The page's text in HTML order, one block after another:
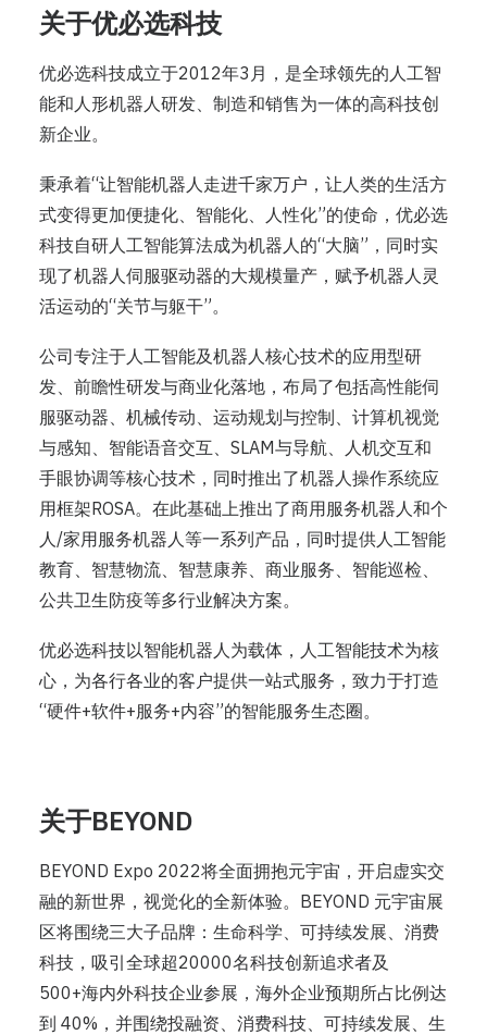
关于优必选科技
优必选科技成立于2012年3月，是全球领先的人工智
能和人形机器人研发、制造和销售为一体的高科技创
新企业。
秉承着“让智能机器人走进千家万户，让人类的生活方
式变得更加便捷化、智能化、人性化”的使命，优必选
科技自研人工智能算法成为机器人的“大脑”，同时实
现了机器人伺服驱动器的大规模量产，赋予机器人灵
活运动的“关节与躯干”。
公司专注于人工智能及机器人核心技术的应用型研
发、前瞻性研发与商业化落地，布局了包括高性能伺
服驱动器、机械传动、运动规划与控制、计算机视觉
与感知、智能语音交互、SLAM与导航、人机交互和
手眼协调等核心技术，同时推出了机器人操作系统应
用框架ROSA。在此基础上推出了商用服务机器人和个
人/家用服务机器人等一系列产品，同时提供人工智能
教育、智慧物流、智慧康养、商业服务、智能巡检、
公共卫生防疫等多行业解决方案。
优必选科技以智能机器人为载体，人工智能技术为核
心，为各行各业的客户提供一站式服务，致力于打造
“硬件+软件+服务+内容”的智能服务生态圈。
关于BEYOND
BEYOND Expo 2022将全面拥抱元宇宙，开启虚实交
融的新世界，视觉化的全新体验。BEYOND 元宇宙展
区将围绕三大子品牌：生命科学、可持续发展、消费
科技，吸引全球超20000名科技创新追求者及
500+海内外科技企业参展，海外企业预期所占比例达
到 40%，并围绕投融资、消费科技、可持续发展、生